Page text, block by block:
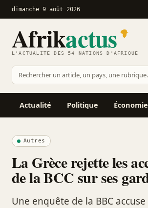
dimanche 9 août 2026
Afrikactus
L'ACTUALITÉ DES 54 NATIONS D'AFRIQUE
Rechercher
sur
Afrikactus
Actualité Politique Économie
Autres
La Grèce rejette les
de la BCC sur ses
Une enquête de la BBC